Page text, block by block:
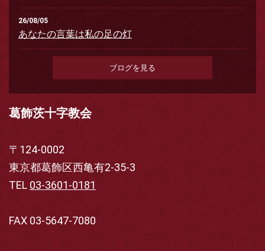
26/08/05
あなたの言葉は私の足の灯
ブログを見る
葛飾茨十字教会
〒124-0002
東京都葛飾区西亀有2-35-3
TEL 03-3601-0181
FAX 03-5647-7080